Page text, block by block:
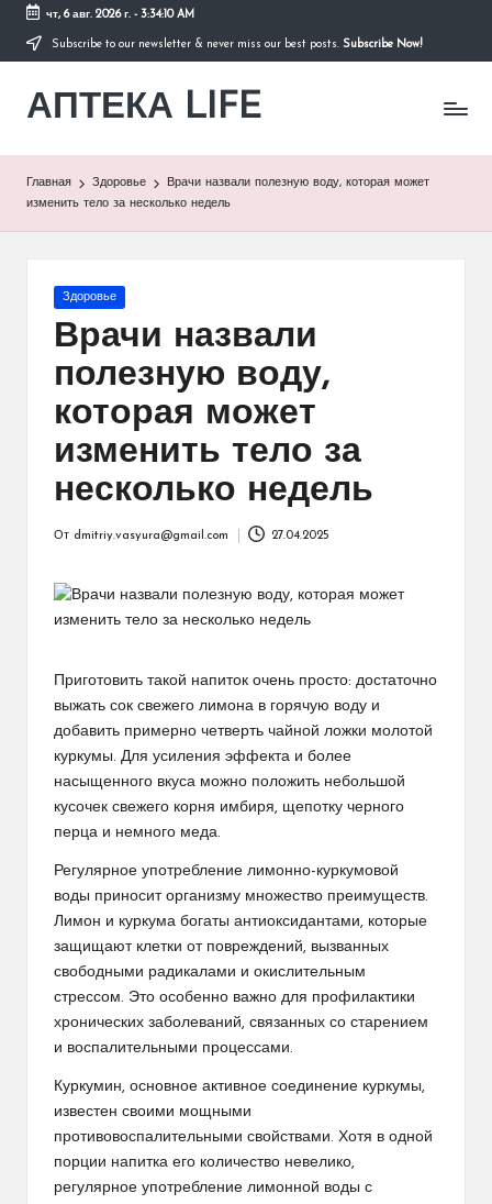
Перейти
содержимому
чт, 6 авг. 2026 г.- 3:34:10 AM
Subscribe to our newsletter & never miss our best posts. Subscribe Now!
АПТЕКА LIFE
сайт
Главная Здоровье
Врачи назвали полезную воду, которая может
изменить тело за несколько недель
Опубликовано
Здоровье
Врачи назвали
полезную воду,
которая может
изменить тело за
несколько недель
От dmitriy.vasyura@gmail.com 27.04.2025
Приготовить такой напиток очень просто: достаточно
выжать сок свежего лимона в горячую воду и
добавить примерно четверть чайной ложки молотой
куркумы. Для усиления эффекта и более
насыщенного вкуса можно положить небольшой
кусочек свежего корня имбиря, щепотку черного
перца и немного меда.
Регулярное употребление лимонно-куркумовой
воды приносит организму множество преимуществ.
Лимон и куркума богаты антиоксидантами, которые
защищают клетки от повреждений, вызванных
свободными радикалами и окислительным
стрессом. Это особенно важно для профилактики
хронических заболеваний, связанных со старением
и воспалительными процессами.
Куркумин, основное активное соединение куркумы,
известен своими мощными
противовоспалительными свойствами. Хотя в одной
порции напитка его количество невелико,
регулярное употребление лимонной воды с